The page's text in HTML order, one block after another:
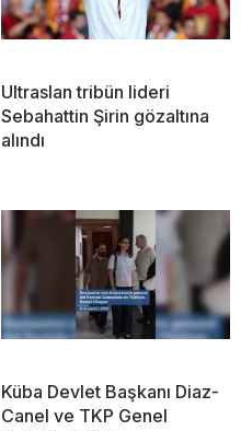
Ultraslan tribün lideri
Sebahattin Şirin gözaltına
alındı
Küba Devlet Başkanı Diaz-
Canel ve TKP Genel